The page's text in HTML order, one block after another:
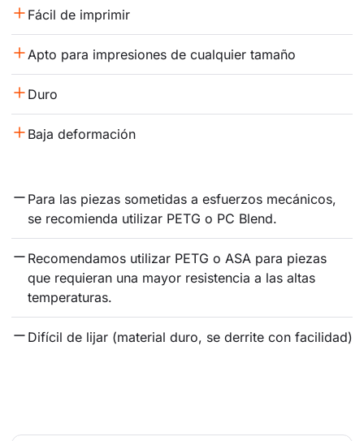
Fácil de imprimir
Apto para impresiones de cualquier tamaño
Duro
Baja deformación
Para las piezas sometidas a esfuerzos mecánicos,
se recomienda utilizar PETG o PC Blend.
Recomendamos utilizar PETG o ASA para piezas
que requieran una mayor resistencia a las altas
temperaturas.
Difícil de lijar (material duro, se derrite con facilidad)